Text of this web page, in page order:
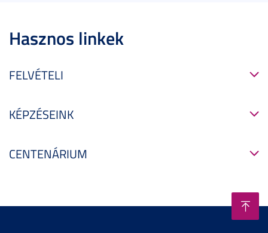
Hasznos linkek
FELVÉTELI
KÉPZÉSEINK
CENTENÁRIUM